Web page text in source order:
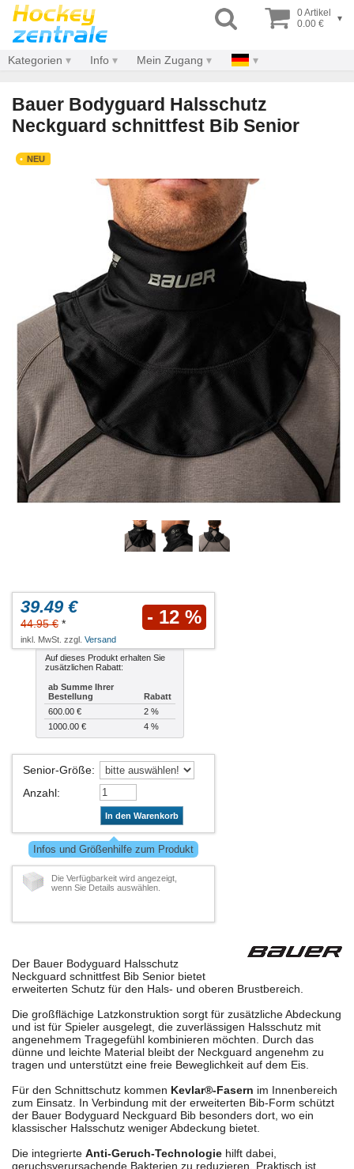
0 Artikel
0.00 €
▾
Kategorien Info Mein Zugang
Bauer Bodyguard Halsschutz
Neckguard schnittfest Bib Senior
NEU
39.49 €
44.95 € * - 12 %
inkl. MwSt. zzgl. Versand
Auf dieses Produkt erhalten Sie
zusätzlichen Rabatt:
ab Summe Ihrer
Bestellung
Rabatt
600.00 €
2 %
1000.00 €
4 %
Senior-Größe:
Anzahl:
In den Warenkorb
Infos und Größenhilfe zum Produkt
Die Verfügbarkeit wird angezeigt,
wenn Sie Details auswählen.
Der Bauer Bodyguard Halsschutz
Neckguard schnittfest Bib Senior bietet
erweiterten Schutz für den Hals- und oberen Brustbereich.
Die großflächige Latzkonstruktion sorgt für zusätzliche Abdeckung
und ist für Spieler ausgelegt, die zuverlässigen Halsschutz mit
angenehmem Tragegefühl kombinieren möchten. Durch das
dünne und leichte Material bleibt der Neckguard angenehm zu
tragen und unterstützt eine freie Beweglichkeit auf dem Eis.
Für den Schnittschutz kommen Kevlar®-Fasern im Innenbereich
zum Einsatz. In Verbindung mit der erweiterten Bib-Form schützt
der Bauer Bodyguard Neckguard Bib besonders dort, wo ein
klassischer Halsschutz weniger Abdeckung bietet.
Die integrierte Anti-Geruch-Technologie hilft dabei,
geruchsverursachende Bakterien zu reduzieren. Praktisch ist,